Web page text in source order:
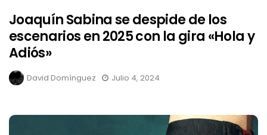
Joaquín Sabina se despide de los
escenarios en 2025 con la gira «Hola y
Adiós»
David Domínguez Julio 4, 2024